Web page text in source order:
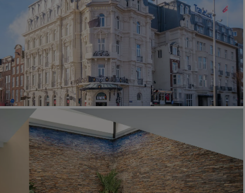
Luchthavenhotels
Nieuwe toekomstige hotels
Vergaderingen en
evenementen
Ontdek Radisson Meetings
Een offerte aanvragen
Evenementbestemmingen
Branche-oplossingen